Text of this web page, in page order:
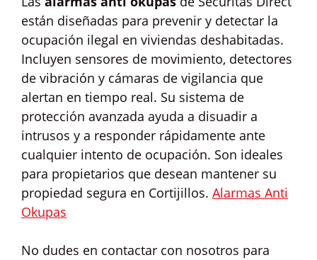
están diseñadas para prevenir y detectar la
ocupación ilegal en viviendas deshabitadas.
Incluyen sensores de movimiento, detectores
de vibración y cámaras de vigilancia que
alertan en tiempo real. Su sistema de
protección avanzada ayuda a disuadir a
intrusos y a responder rápidamente ante
cualquier intento de ocupación. Son ideales
para propietarios que desean mantener su
propiedad segura en Cortijillos. Alarmas Anti
Okupas
No dudes en contactar con nosotros para